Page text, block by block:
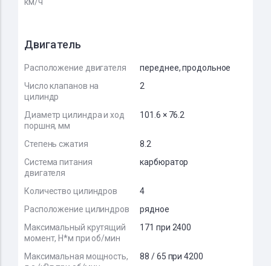
Двигатель
Расположение двигателя
переднее, продольное
Число клапанов на
цилиндр
2
Диаметр цилиндра и ход
поршня, мм
101.6 × 76.2
Степень сжатия
8.2
Система питания
двигателя
карбюратор
Количество цилиндров
4
Расположение цилиндров
рядное
Максимальный крутящий
момент, Н*м при об/мин
171 при 2400
Максимальная мощность,
88 / 65 при 4200